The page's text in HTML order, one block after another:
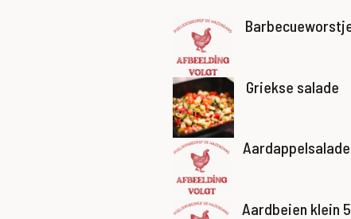
Griekse salade
Aardappelsalade
Aardbeien klein